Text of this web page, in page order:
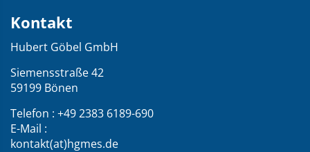
Kontakt
und
Übersicht
über
die
Webseite
Kontakt
Hubert Göbel GmbH
Siemensstraße 42
59199 Bönen
Telefon : +49 2383 6189-690
E-Mail :
kontakt(at)hgmes.de